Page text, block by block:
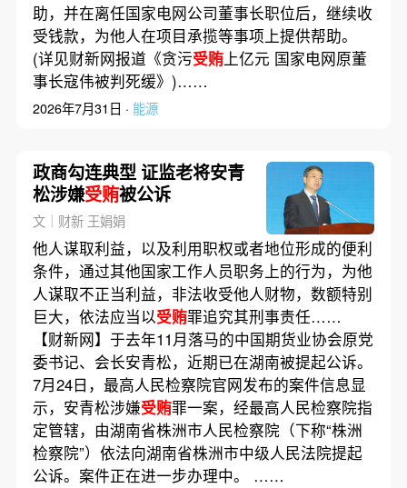
助，并在离任国家电网公司董事长职位后，继续收
受钱款，为他人在项目承揽等事项上提供帮助。
(详见财新网报道《贪污受贿上亿元 国家电网原董
事长寇伟被判死缓》)……
2026年7月31日 · 能源
政商勾连典型 证监老将安青
松涉嫌受贿被公诉
文｜财新 王娟娟
他人谋取利益，以及利用职权或者地位形成的便利
条件，通过其他国家工作人员职务上的行为，为他
人谋取不正当利益，非法收受他人财物，数额特别
巨大，依法应当以受贿罪追究其刑事责任……
【财新网】于去年11月落马的中国期货业协会原党
委书记、会长安青松，近期已在湖南被提起公诉。
7月24日，最高人民检察院官网发布的案件信息显
示，安青松涉嫌受贿罪一案，经最高人民检察院指
定管辖，由湖南省株洲市人民检察院（下称“株洲
检察院”）依法向湖南省株洲市中级人民法院提起
公诉。案件正在进一步办理中。 ……